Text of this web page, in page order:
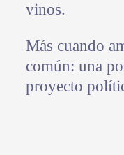
vinos.
Más cuando
común: una
proyecto